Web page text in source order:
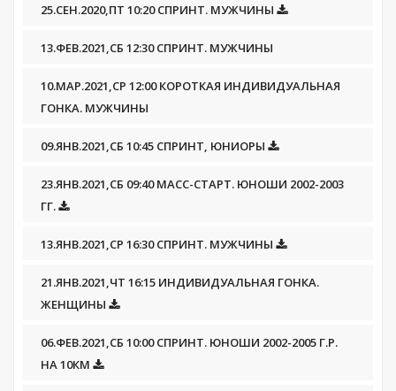
25.СЕН.2020,ПТ 10:20 СПРИНТ. МУЖЧИНЫ
13.ФЕВ.2021,СБ 12:30 СПРИНТ. МУЖЧИНЫ
10.МАР.2021,СР 12:00 КОРОТКАЯ ИНДИВИДУАЛЬНАЯ
ГОНКА. МУЖЧИНЫ
09.ЯНВ.2021,СБ 10:45 СПРИНТ, ЮНИОРЫ
23.ЯНВ.2021,СБ 09:40 МАСС-СТАРТ. ЮНОШИ 2002-2003
ГГ.
13.ЯНВ.2021,СР 16:30 СПРИНТ. МУЖЧИНЫ
21.ЯНВ.2021,ЧТ 16:15 ИНДИВИДУАЛЬНАЯ ГОНКА.
ЖЕНЩИНЫ
06.ФЕВ.2021,СБ 10:00 СПРИНТ. ЮНОШИ 2002-2005 Г.Р.
НА 10КМ